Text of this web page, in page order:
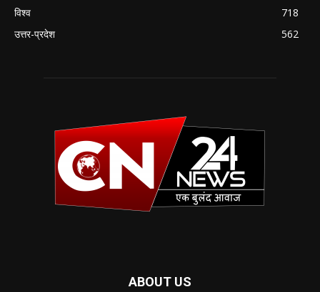
विश्व
718
उत्तर-प्रदेश
562
ABOUT US